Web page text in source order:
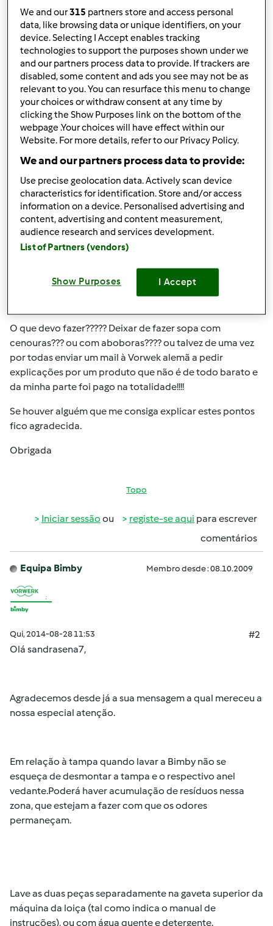
Anónimo (não verificado)
Qua, 2014-08-27 21:55
Boa noite,
Comprei a minha Bimby, talvez nem à um mês, como
tenho um bébé, muitas são as sopas que tenho feito e
que a bimby tem ajudado e muito bem.
Mas qual não foi o meu espanto, depois de um primeiro
em ficar a saber que o anel da tampa agarra o cheiro dos
refogados e não sai mais.....e a solução aconselhada pelas
vendedoras é comprar um segundo anel....ou seja onde
volta do buraco do copo, está tudo amarelado e por
O que devo fazer????? Deixar de fazer sopa com
cenouras??? ou com aboboras???? ou talvez de uma vez
por todas enviar um mail à Vorwek alemã a pedir
explicações por um produto que não é de todo barato e
da minha parte foi pago na totalidade!!!!
Se houver alguém que me consiga explicar estes pontos
fico agradecida.
Obrigada
Topo
Iniciar sessão ou registe-se aqui para escrever
comentários
Equipa Bimby Membro desde : 08.10.2009
Qui, 2014-08-28 11:53
#2
Olá sandrasena7,
Agradecemos desde já a sua mensagem a qual mereceu a
nossa especial atenção.
Em relação à tampa quando lavar a Bimby não se
esqueça de desmontar a tampa e o respectivo anel
vedante.Poderá haver acumulação de resíduos nessa
zona, que estejam a fazer com que os odores
permaneçam.
Lave as duas peças separadamente na gaveta superior da
máquina da loiça (tal como indica o manual de
instruções), ou com água quente e detergente.
We and our315 partners store and access personal
data, like browsing data or unique identifiers, on your
device. Selecting I Accept enables tracking
technologies to support the purposes shown under we
and our partners process data to provide. If trackers are
disabled, some content and ads you see may not be as
relevant to you. You can resurface this menu to change
your choices or withdraw consent at any time by
clicking the Show Purposes link on the bottom of the
webpage .Your choices will have effect within our
Website. For more details, refer to our Privacy Policy.
We and our partners process data to provide:
Use precise geolocation data. Actively scan device
characteristics for identification. Store and/or access
information on a device. Personalised advertising and
content, advertising and content measurement,
audience research and services development.
List of Partners (vendors)
Show Purposes I Accept